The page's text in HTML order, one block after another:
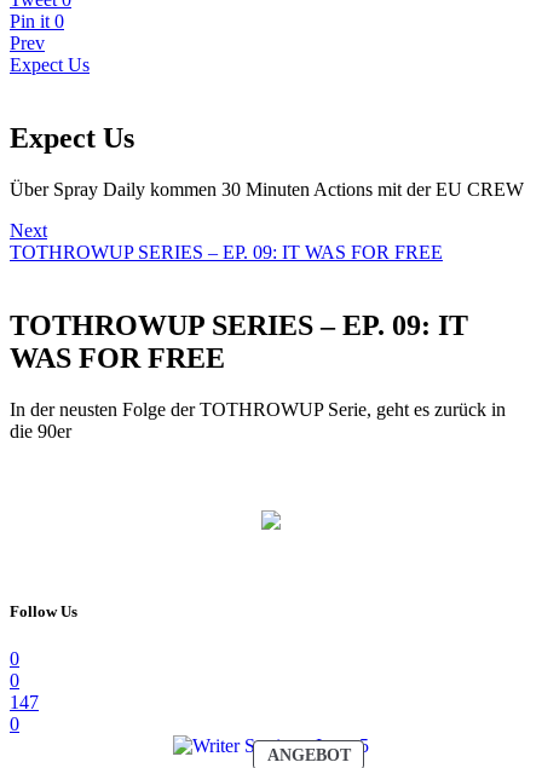
Pin it 0
Prev
Expect Us
Expect Us
Über Spray Daily kommen 30 Minuten Actions mit der EU CREW
Next
TOTHROWUP SERIES – EP. 09: IT WAS FOR FREE
TOTHROWUP SERIES – EP. 09: IT
WAS FOR FREE
In der neusten Folge der TOTHROWUP Serie, geht es zurück in
die 90er
Follow Us
0
0
147
0
ANGEBOTPRODUKT